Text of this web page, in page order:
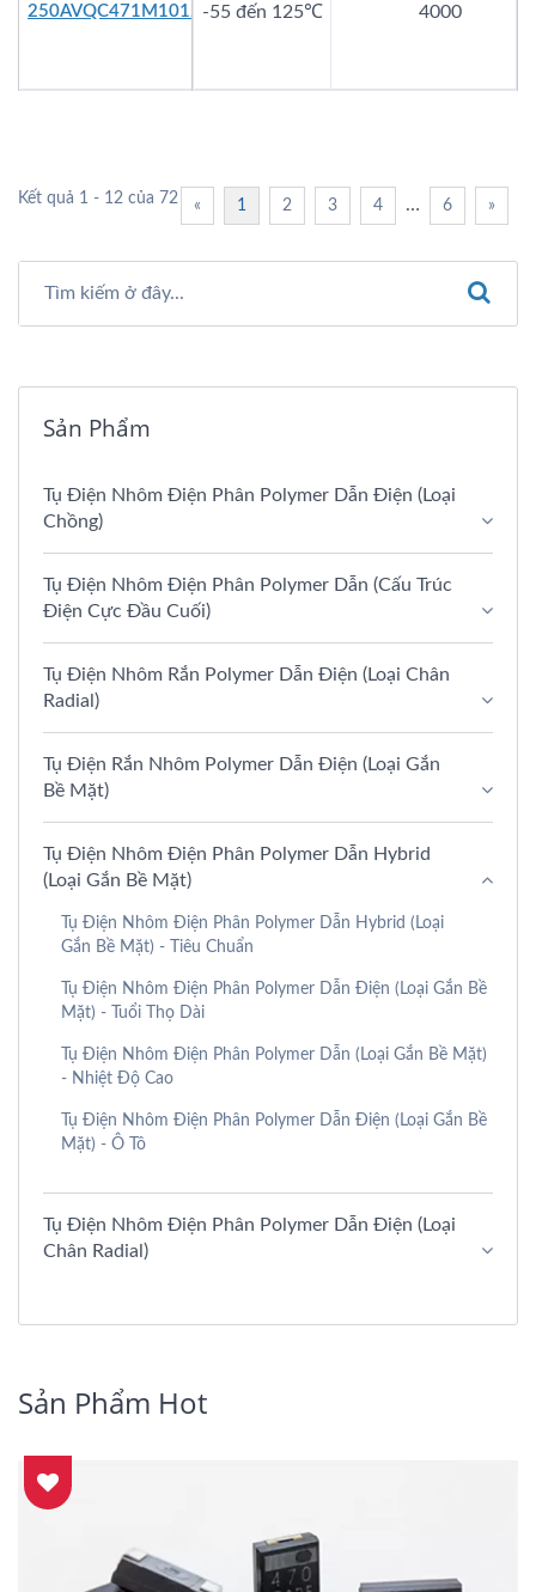
-55 đến 125℃ 4000
250AVQC471M1012
Kết quả 1 - 12 của 72 « 1 2 3 4 … 6 »
Sản Phẩm
Tụ Điện Nhôm Điện Phân Polymer Dẫn Điện (loại
Chồng)
Tụ Điện Nhôm Điện Phân Polymer Dẫn (Cấu Trúc
Điện Cực Đầu Cuối)
Tụ Điện Nhôm Rắn Polymer Dẫn Điện (Loại Chân
Radial)
Tụ Điện Rắn Nhôm Polymer Dẫn Điện (Loại Gắn
Bề Mặt)
Tụ Điện Nhôm Điện Phân Polymer Dẫn Hybrid
(Loại Gắn Bề Mặt)
Tụ Điện Nhôm Điện Phân Polymer Dẫn Hybrid (Loại
Gắn Bề Mặt) - Tiêu Chuẩn
Tụ Điện Nhôm Điện Phân Polymer Dẫn Điện (Loại Gắn Bề
Mặt) - Tuổi Thọ Dài
Tụ Điện Nhôm Điện Phân Polymer Dẫn (Loại Gắn Bề Mặt)
- Nhiệt Độ Cao
Tụ Điện Nhôm Điện Phân Polymer Dẫn Điện (Loại Gắn Bề
Mặt) - Ô Tô
Tụ Điện Nhôm Điện Phân Polymer Dẫn Điện (Loại
Chân Radial)
Sản Phẩm Hot